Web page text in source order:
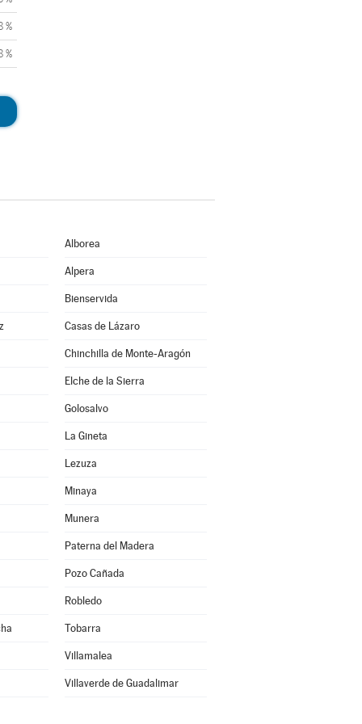
%
%
Alborea
Alpera
Bienservida
Casas de Lázaro
Chinchilla de Monte-Aragón
Elche de la Sierra
Golosalvo
La Gineta
Lezuza
Minaya
Munera
Paterna del Madera
Pozo Cañada
Robledo
Tobarra
Villamalea
Villaverde de Guadalimar